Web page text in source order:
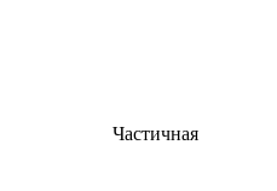
Частичная